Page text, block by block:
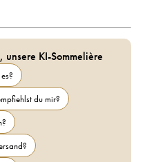
unsere KI-Sommelière
du mir?